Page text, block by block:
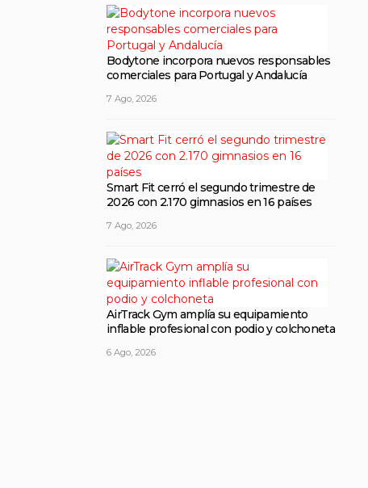
Bodytone incorpora nuevos responsables
comerciales para Portugal y Andalucía
7 Ago, 2026
Smart Fit cerró el segundo trimestre de
2026 con 2.170 gimnasios en 16 países
7 Ago, 2026
AirTrack Gym amplía su equipamiento
inflable profesional con podio y colchoneta
6 Ago, 2026